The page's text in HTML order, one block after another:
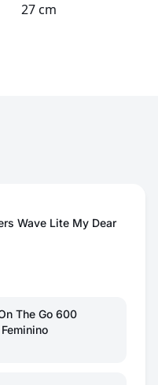
27 cm
Wave Lite My Dear
The Go 600